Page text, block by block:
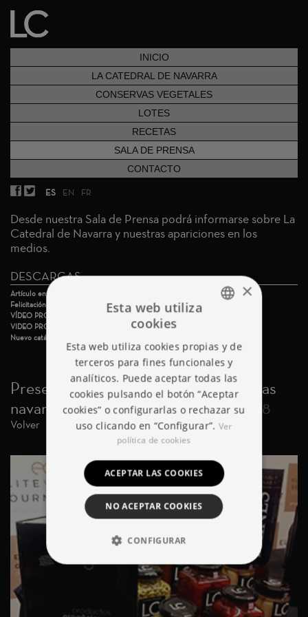
INICIO
LA CATEDRAL DE NAVARRA
CONSERVAS VEGETALES
LOTES
RECETAS
SALA DE PRENSA
CONTACTO
ES EN FR
Desde nuestra Sala de Prensa podrá informarse sobre La
Catedral de Navarra y nuestras apariciones en los
medios.
DESCARGAS
Artículo en Expansion
Felicitación Navidad
VÍDEO PROCESO DEL PIQUILLO D.O. LODOSA
VIDEO PROCESO DEL ESPÁRRAGO DE NAVARRA (IGP)
Nuevo catálogo LC
Presentación en Baluarte de las marcas
navarras de Élite Gourmet| 2012-10-18
Volver
SPANISH
FRENCH
×
Esta web utiliza
cookies
Esta web utiliza cookies propias y de
terceros para fines funcionales y
analíticos. Puede aceptar todas las
cookies pulsando el botón “Aceptar
cookies” o configurarlas o rechazar su
uso clicando en “Configurar”. Ver
política de cookies
ACEPTAR LAS COOKIES
NO ACEPTAR COOKIES
CONFIGURAR
ESTRICTAMENTE NECESARIAS
ANALÍTICA Y MEDICIÓN